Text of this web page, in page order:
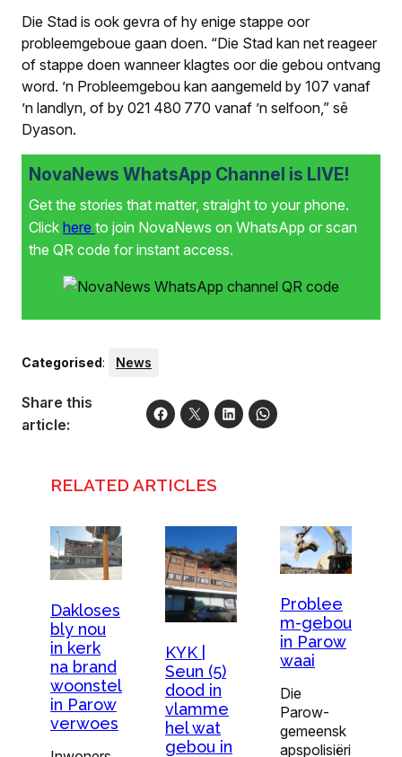
Die Stad is ook gevra of hy enige stappe oor
probleemgeboue gaan doen. “Die Stad kan net reageer
of stappe doen wanneer klagtes oor die gebou ontvang
word. ’n Probleemgebou kan aangemeld by 107 vanaf
’n landlyn, of by 021 480 770 vanaf ’n selfoon,” sê
Dyason.
NovaNews WhatsApp Channel is LIVE!
Get the stories that matter, straight to your phone.
Click here to join NovaNews on WhatsApp or scan
the QR code for instant access.
Categorised: News
Share this
article:
RELATED ARTICLES
Dakloses
bly nou
in kerk
na brand
woonstel
in Parow
verwoes
KYK |
Seun (5)
dood in
vlamme
hel wat
gebou in
Problee
m-gebou
in Parow
waai
Die
Parow-
gemeensk
apspolisiëri